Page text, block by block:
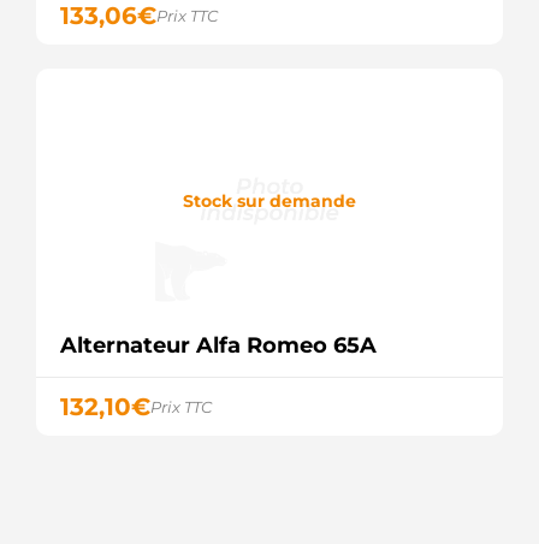
133,06€Prix TTC
Stock sur demande
Alternateur Alfa Romeo 65A
132,10€Prix TTC